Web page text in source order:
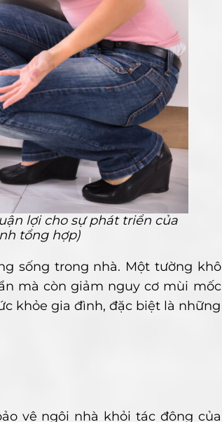
lợi cho sự phát triển của
tổng hợp)
sống trong nhà. Một tường khô
mà còn giảm nguy cơ mùi mốc
khỏe gia đình, đặc biệt là những
vệ ngôi nhà khỏi tác động của